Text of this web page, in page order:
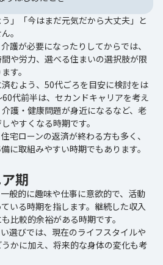
う」「今はまだ元気だから大丈夫」と
。
護が必要になったりしてからでは、
や労力、選べる住まいの選択肢が限
す。
むよう、50代ごろを目安に検討をは
代前半は、セカンドキャリアを考え
護・健康問題が身近になるなど、老
やすくなる時期です。
宅ローンの返済が終わる方も多く、
に取組みやすい時期でもあります。
期
般的に趣味や仕事に意欲的で、活動
いる時期を指します。継続した収入
比較的余裕がある時期です。
選びでは、現在のライフスタイルや
かに加え、将来的な身体の変化も考